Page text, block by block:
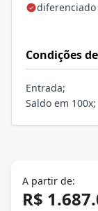
diferenciado
Condições
Entrada;
Saldo em 100x;
A partir de:
R$